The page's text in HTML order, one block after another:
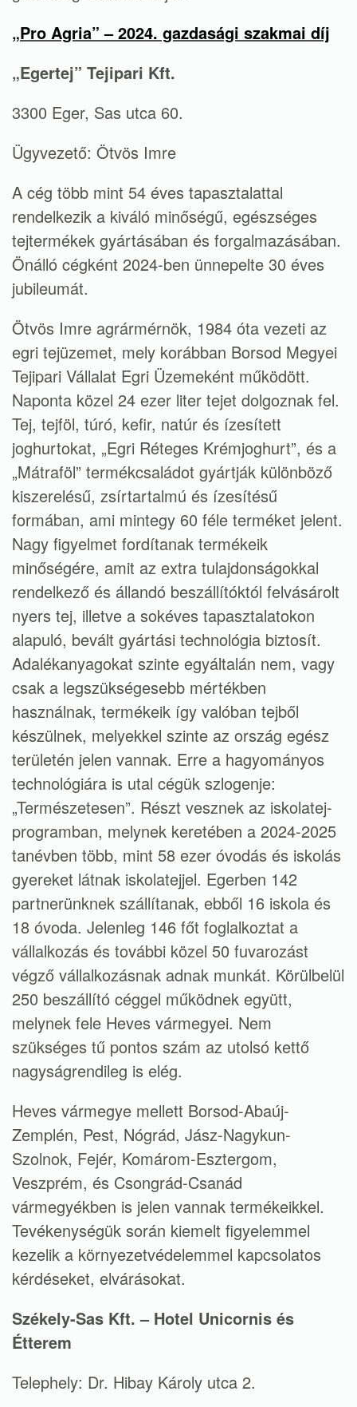
„Pro Agria” – 2024. gazdasági szakmai díj
„Egertej” Tejipari Kft.
3300 Eger, Sas utca 60.
Ügyvezető: Ötvös Imre
A cég több mint 54 éves tapasztalattal
rendelkezik a kiváló minőségű, egészséges
tejtermékek gyártásában és forgalmazásában.
Önálló cégként 2024-ben ünnepelte 30 éves
jubileumát.
Ötvös Imre agrármérnök, 1984 óta vezeti az
egri tejüzemet, mely korábban Borsod Megyei
Tejipari Vállalat Egri Üzemeként működött.
Naponta közel 24 ezer liter tejet dolgoznak fel.
Tej, tejföl, túró, kefir, natúr és ízesített
joghurtokat, „Egri Réteges Krémjoghurt”, és a
„Mátraföl” termékcsaládot gyártják különböző
kiszerelésű, zsírtartalmú és ízesítésű
formában, ami mintegy 60 féle terméket jelent.
Nagy figyelmet fordítanak termékeik
minőségére, amit az extra tulajdonságokkal
rendelkező és állandó beszállítóktól felvásárolt
nyers tej, illetve a sokéves tapasztalatokon
alapuló, bevált gyártási technológia biztosít.
Adalékanyagokat szinte egyáltalán nem, vagy
csak a legszükségesebb mértékben
használnak, termékeik így valóban tejből
készülnek, melyekkel szinte az ország egész
területén jelen vannak. Erre a hagyományos
technológiára is utal cégük szlogenje:
„Természetesen”. Részt vesznek az iskolatej-
programban, melynek keretében a 2024-2025
tanévben több, mint 58 ezer óvodás és iskolás
gyereket látnak iskolatejjel. Egerben 142
partnerünknek szállítanak, ebből 16 iskola és
18 óvoda. Jelenleg 146 főt foglalkoztat a
vállalkozás és további közel 50 fuvarozást
végző vállalkozásnak adnak munkát. Körülbelül
250 beszállító céggel működnek együtt,
melynek fele Heves vármegyei. Nem
szükséges tű pontos szám az utolsó kettő
nagyságrendileg is elég.
Heves vármegye mellett Borsod-Abaúj-
Zemplén, Pest, Nógrád, Jász-Nagykun-
Szolnok, Fejér, Komárom-Esztergom,
Veszprém, és Csongrád-Csanád
vármegyékben is jelen vannak termékeikkel.
Tevékenységük során kiemelt figyelemmel
kezelik a környezetvédelemmel kapcsolatos
kérdéseket, elvárásokat.
Székely-Sas Kft. – Hotel Unicornis és
Étterem
Telephely: Dr. Hibay Károly utca 2.